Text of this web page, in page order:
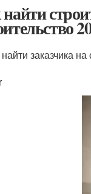
заказчика